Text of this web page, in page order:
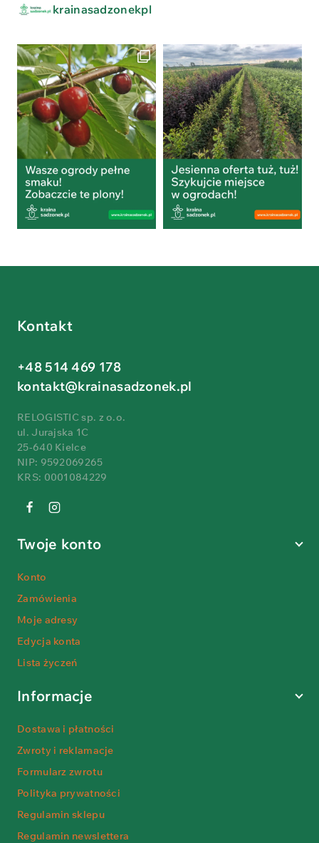
krainasadzonekpl
Kontakt
+48 514 469 178
kontakt@krainasadzonek.pl
RELOGISTIC sp. z o.o.
ul. Jurajska 1C
25-640 Kielce
NIP: 9592069265
KRS: 0001084229
Twoje konto
Konto
Zamówienia
Moje adresy
Edycja konta
Lista życzeń
Informacje
Dostawa i płatności
Zwroty i reklamacje
Formularz zwrotu
Polityka prywatności
Regulamin sklepu
Regulamin newslettera